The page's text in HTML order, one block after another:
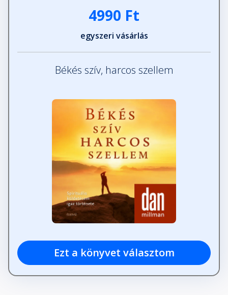
4990 Ft
egyszeri vásárlás
Békés szív, harcos szellem
Ezt a könyvet választom